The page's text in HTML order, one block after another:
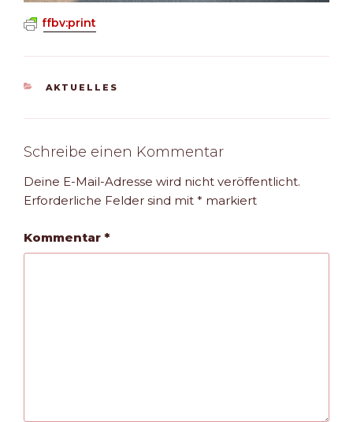
ffbv:print
KATEGORIEN
AKTUELLES
Schreibe einen Kommentar
Deine E-Mail-Adresse wird nicht veröffentlicht.
Erforderliche Felder sind mit * markiert
Kommentar *